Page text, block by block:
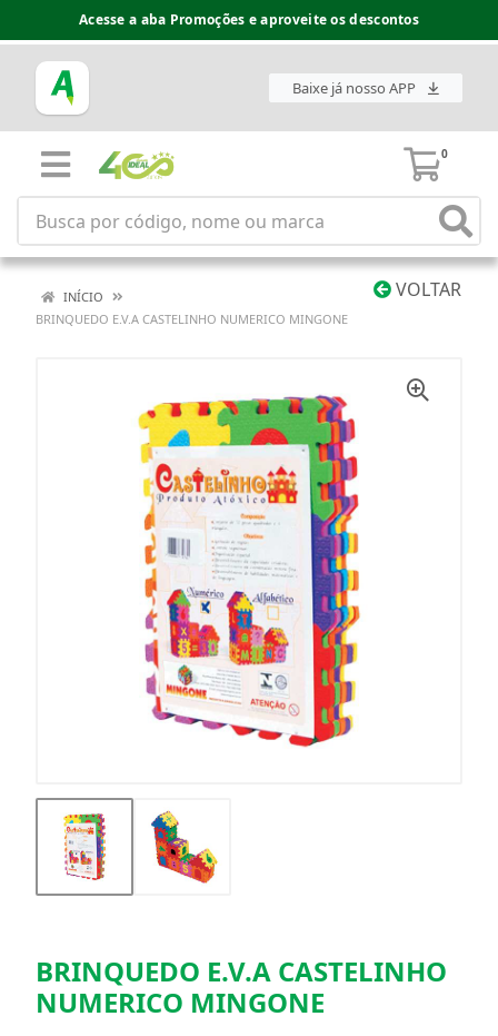
Acesse a aba Promoções e aproveite os descontos
Baixe já nosso APP
0
VOLTAR
INÍCIO
BRINQUEDO E.V.A CASTELINHO NUMERICO MINGONE
BRINQUEDO E.V.A CASTELINHO
NUMERICO MINGONE